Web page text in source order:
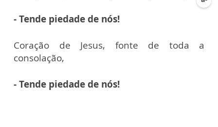
- Tende piedade de nós!
Coração de Jesus, fonte de toda a
consolação,
- Tende piedade de nós!